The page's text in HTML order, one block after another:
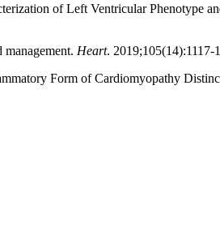
of Left Ventricular Phenotype
Heart.
Form of Cardiomyopathy